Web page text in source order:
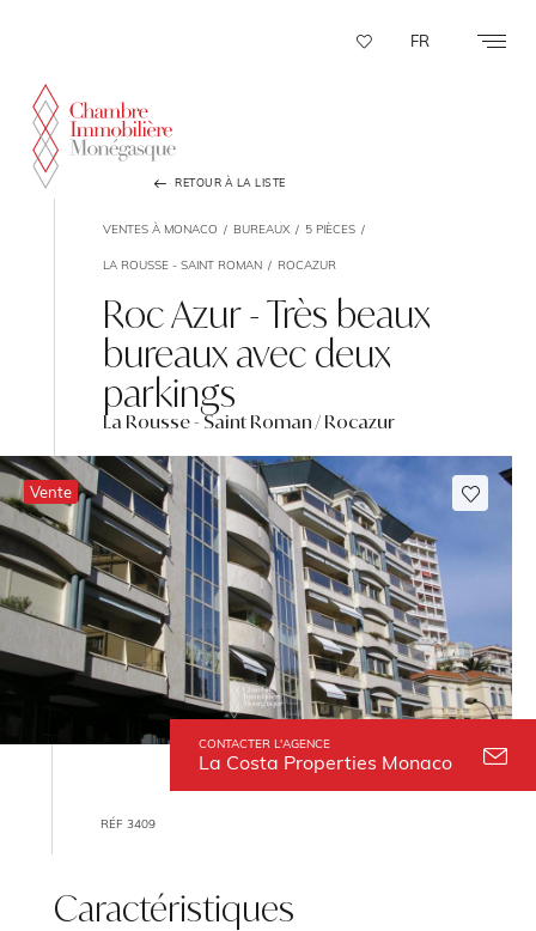
FR
RETOUR À LA LISTE
VENTES À MONACO BUREAUX 5 PIÈCES
LA ROUSSE - SAINT ROMAN ROCAZUR
Roc Azur - Très beaux
bureaux avec deux
parkings
La Rousse - Saint Roman / Rocazur
CONTACTER L'AGENCE
La Costa Properties Monaco
Vente
RÉF 3409
Caractéristiques